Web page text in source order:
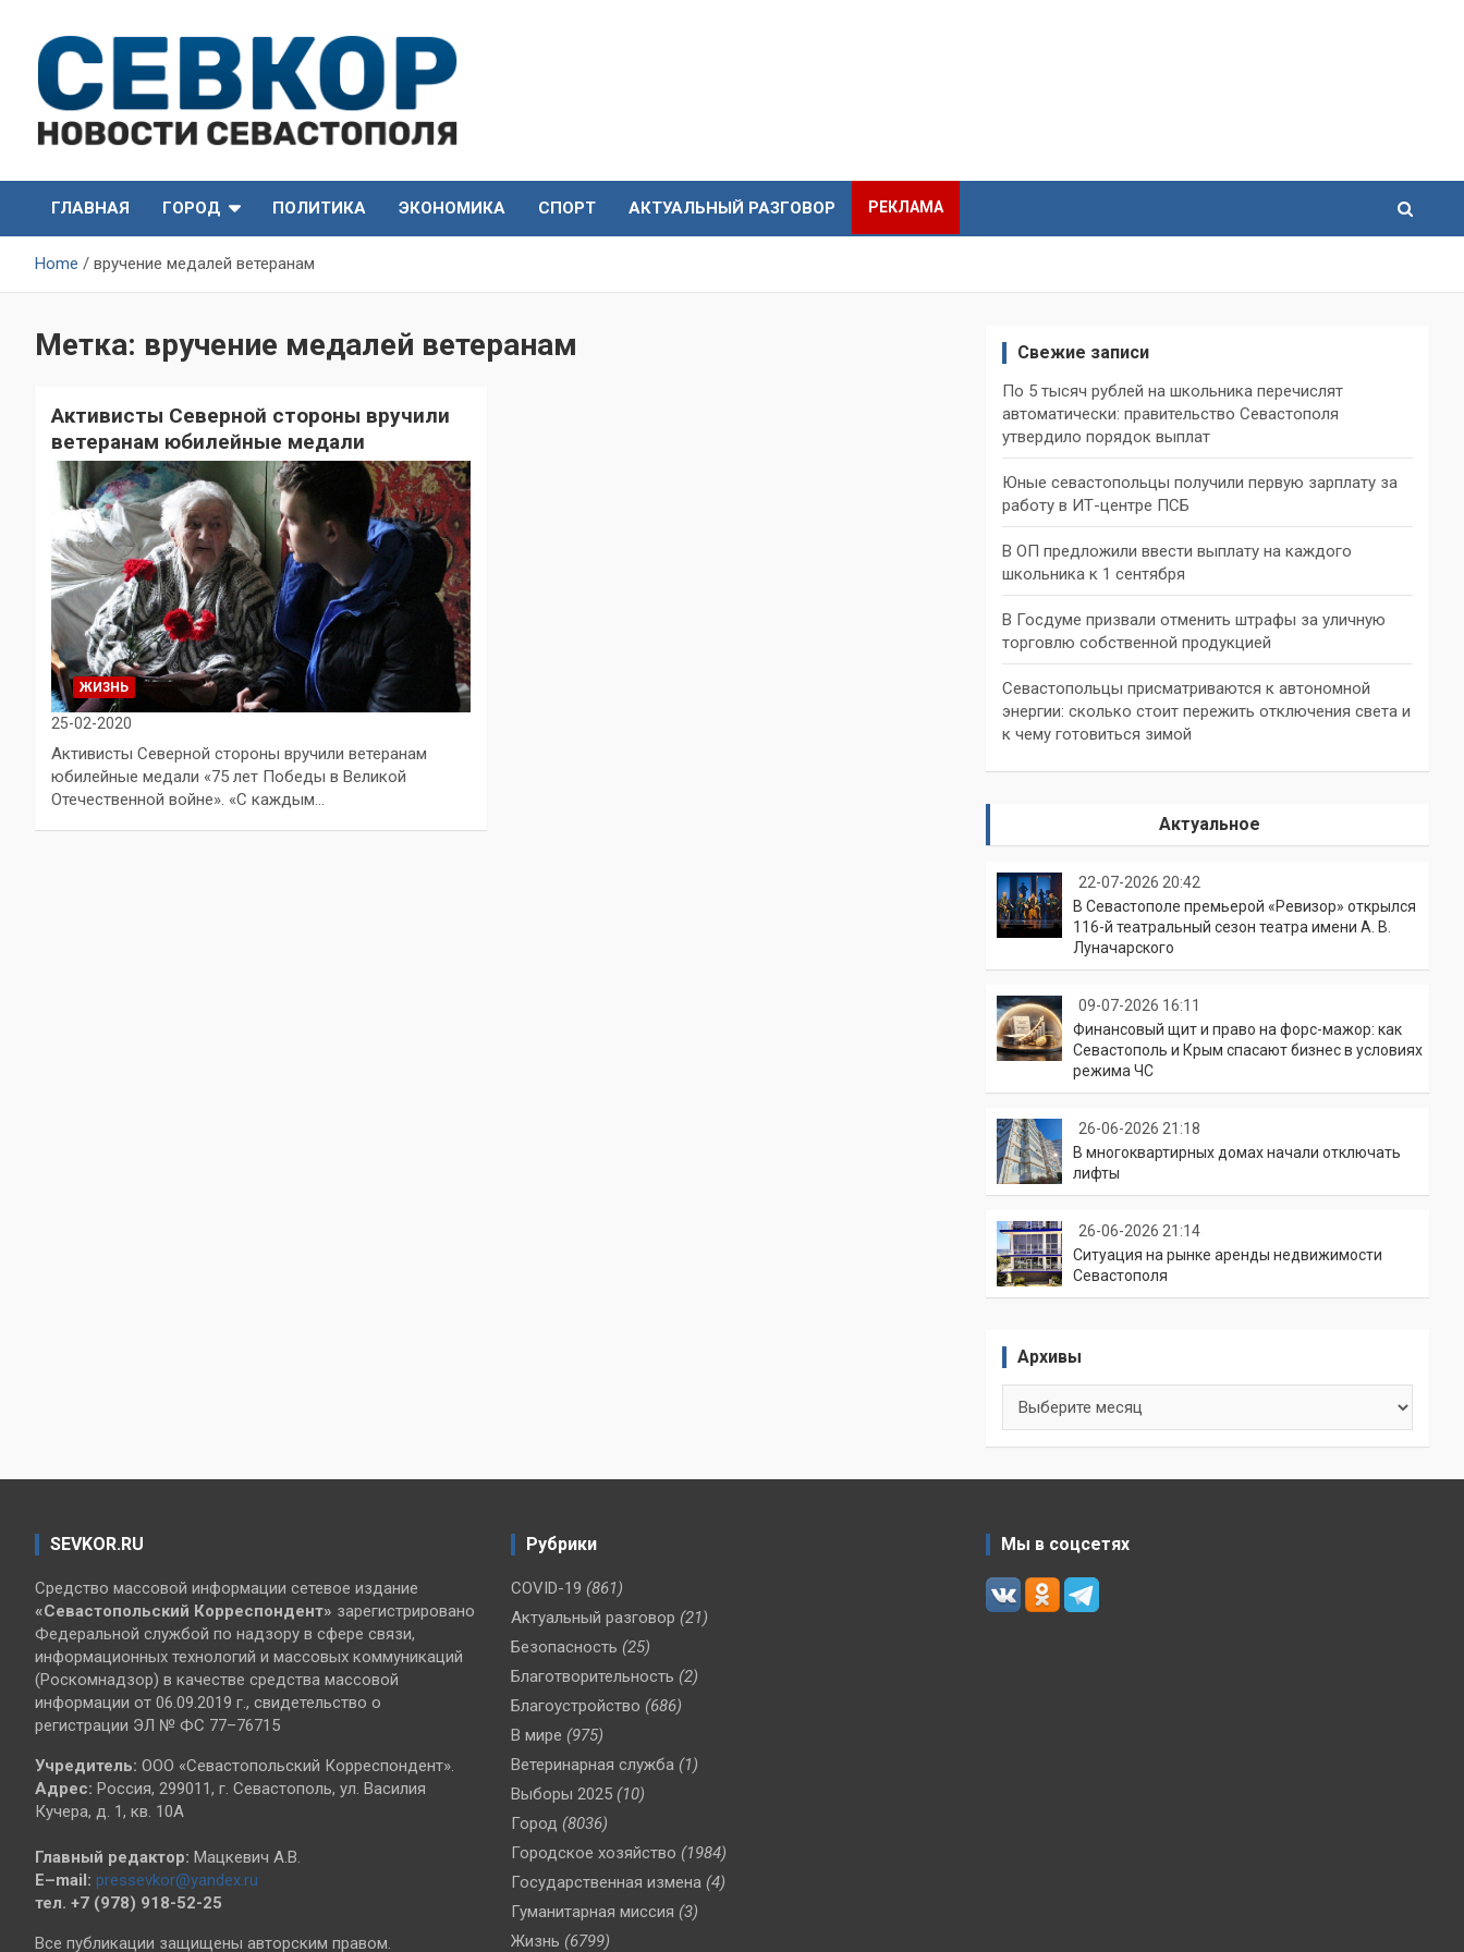
content
СевКор — Новости
Севастополя
Севастополя
ГЛАВНАЯ
ГОРОД ПОЛИТИКА ЭКОНОМИКА СПОРТ АКТУАЛЬНЫЙ РАЗГОВОР РЕКЛАМА
Home вручение медалей ветеранам
Метка: вручение медалей ветеранам
Активисты Северной стороны вручили
ветеранам юбилейные медали
ЖИЗНЬ
25-02-2020
Активисты Северной стороны вручили ветеранам
юбилейные медали «75 лет Победы в Великой
Отечественной войне». «С каждым…
Свежие записи
По 5 тысяч рублей на школьника перечислят
автоматически: правительство Севастополя
утвердило порядок выплат
Юные севастопольцы получили первую зарплату за
работу в ИТ-центре ПСБ
В ОП предложили ввести выплату на каждого
школьника к 1 сентября
В Госдуме призвали отменить штрафы за уличную
торговлю собственной продукцией
Севастопольцы присматриваются к автономной
энергии: сколько стоит пережить отключения света и
к чему готовиться зимой
Актуальное
22-07-2026 20:42
В Севастополе премьерой «Ревизор» открылся
116-й театральный сезон театра имени А. В.
Луначарского
09-07-2026 16:11
Финансовый щит и право на форс-мажор: как
Севастополь и Крым спасают бизнес в условиях
режима ЧС
26-06-2026 21:18
В многоквартирных домах начали отключать
лифты
26-06-2026 21:14
Ситуация на рынке аренды недвижимости
Севастополя
Архивы
SEVKOR.RU
Средство массовой информации сетевое издание
«Севастопольский Корреспондент» зарегистрировано
Федеральной службой по надзору в сфере связи,
информационных технологий и массовых коммуникаций
(Роскомнадзор) в качестве средства массовой
информации от 06.09.2019 г., свидетельство о
регистрации ЭЛ № ФС 77–76715
Учредитель: ООО «Севастопольский Корреспондент».
Адрес: Россия, 299011, г. Севастополь, ул. Василия
Кучера, д. 1, кв. 10А
Главный редактор: Мацкевич А.В.
E–mail: pressevkor@yandex.ru
тел. +7 (978) 918-52-25
Все публикации защищены авторским правом.
Рубрики
COVID-19 (861)
Актуальный разговор (21)
Безопасность (25)
Благотворительность (2)
Благоустройство (686)
В мире (975)
Ветеринарная служба (1)
Выборы 2025 (10)
Город (8036)
Городское хозяйство (1984)
Государственная измена (4)
Гуманитарная миссия (3)
Жизнь (6799)
Мы в соцсетях